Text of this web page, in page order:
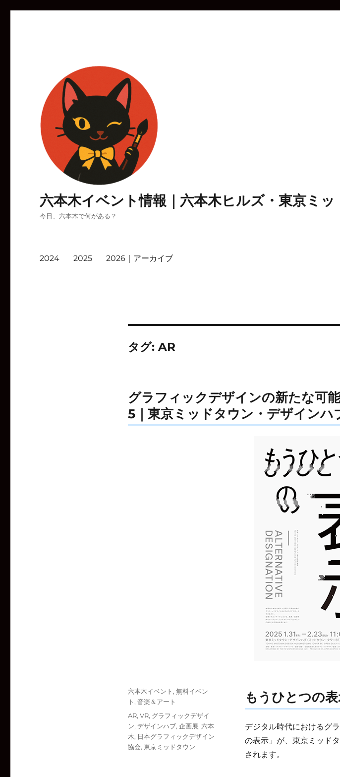
六本木イベント情報｜六本木ヒルズ・東京ミ
今日、六本木で何がある？
2024 2025 2026｜アーカイブ
タグ: AR
グラフィックデザインの新たな可
5｜東京ミッドタウン・デザインハ
もうひとつの
デジタル時代におけるグ
の表示」が、東京ミッド
されます。
投
稿
カ
テ
ー
六本木イベント , 無料イベン
ト , 音楽＆アート
タ
グ
AR, VR, グラフィックデザイ
ン, デザインハブ, 企画展, 六本
木, 日本グラフィックデザイン
協会, 東京ミッドタウン